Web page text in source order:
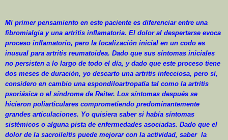
Mi primer pensamiento en este paciente es diferenciar entre una
fibromialgia y una artritis inflamatoria. El dolor al despertarse evoca
proceso inflamatorio, pero la localización inicial en un codo es
inusual para artritis reumatoidea. Dado que sus síntomas iniciales
no persisten a lo largo de todo el día, y dado que este proceso tiene
dos meses de duración, yo descarto una artritis infecciosa, pero sí,
considero en cambio una espondiloartropatía tal como la artritis
psoriásica o el síndrome de Reiter. Los síntomas después se
hicieron poliarticulares comprometiendo predominantemente
grandes articulaciones. Yo quisiera saber si había síntomas
sistémicos o alguna pista de enfermedades asociadas. Dado que el
dolor de la sacroileítis puede mejorar con la actividad, saber la